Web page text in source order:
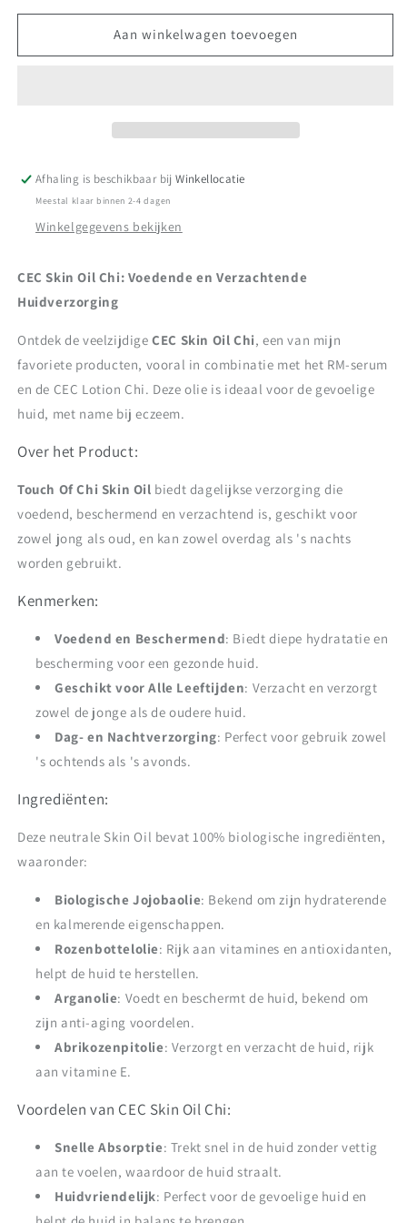
Aan winkelwagen toevoegen
Afhaling is beschikbaar bijWinkellocatie
Meestal klaar binnen 2-4 dagen
Winkelgegevens bekijken
CEC Skin Oil Chi: Voedende en Verzachtende
Huidverzorging
Ontdek de veelzijdigeCEC Skin Oil Chi, een van mijn
favoriete producten, vooral in combinatie met het RM-serum
en de CEC Lotion Chi. Deze olie is ideaal voor de gevoelige
huid, met name bij eczeem.
Over het Product:
Touch Of Chi Skin Oil biedt dagelijkse verzorging die
voedend, beschermend en verzachtend is, geschikt voor
zowel jong als oud, en kan zowel overdag als 's nachts
worden gebruikt.
Kenmerken:
Voedend en Beschermend: Biedt diepe hydratatie en
bescherming voor een gezonde huid.
Geschikt voor Alle Leeftijden: Verzacht en verzorgt
zowel de jonge als de oudere huid.
Dag- en Nachtverzorging: Perfect voor gebruik zowel
's ochtends als 's avonds.
Ingrediënten:
Deze neutrale Skin Oil bevat 100% biologische ingrediënten,
waaronder:
Biologische Jojobaolie: Bekend om zijn hydraterende
en kalmerende eigenschappen.
Rozenbottelolie: Rijk aan vitamines en antioxidanten,
helpt de huid te herstellen.
Arganolie: Voedt en beschermt de huid, bekend om
zijn anti-aging voordelen.
Abrikozenpitolie: Verzorgt en verzacht de huid, rijk
aan vitamine E.
Voordelen van CEC Skin Oil Chi:
Snelle Absorptie: Trekt snel in de huid zonder vettig
aan te voelen, waardoor de huid straalt.
Huidvriendelijk: Perfect voor de gevoelige huid en